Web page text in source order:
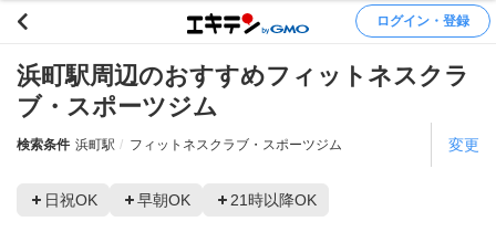
ログイン・登録
浜町駅周辺のおすすめフィットネスクラ
ブ・スポーツジム
検索条件 浜町駅 フィットネスクラブ・スポーツジム 変更
日祝OK 早朝OK 21時以降OK